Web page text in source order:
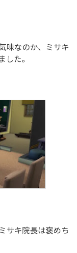
味なのか、ミサキ
た。
サキ院長は褒めち